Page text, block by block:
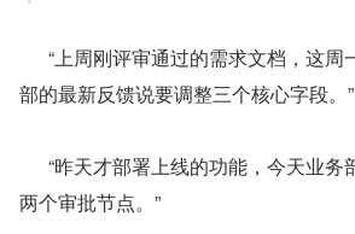
部的最新反馈说要调整三个核心字段。”
两个审批节点。”